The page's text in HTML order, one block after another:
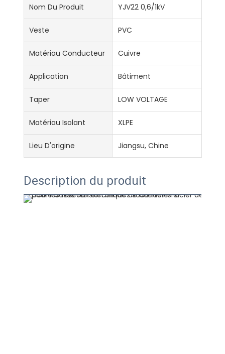
Nom Du Produit YJV22 0,6/1kV
Veste PVC
Matériau Conducteur Cuivre
Application Bâtiment
Taper LOW VOLTAGE
Matériau Isolant XLPE
Lieu D'origine Jiangsu, Chine
Description du produit